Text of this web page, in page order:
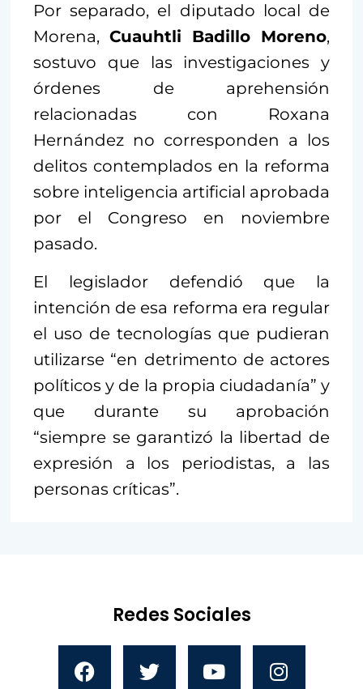
Por separado, el diputado local de
Morena, Cuauhtli Badillo Moreno,
sostuvo que las investigaciones y
órdenes de aprehensión
relacionadas con Roxana
Hernández no corresponden a los
delitos contemplados en la reforma
sobre inteligencia artificial aprobada
por el Congreso en noviembre
pasado.
El legislador defendió que la
intención de esa reforma era regular
el uso de tecnologías que pudieran
utilizarse “en detrimento de actores
políticos y de la propia ciudadanía” y
que durante su aprobación
“siempre se garantizó la libertad de
expresión a los periodistas, a las
personas críticas”.
Redes Sociales